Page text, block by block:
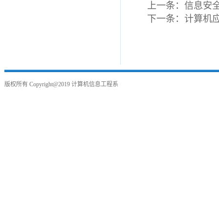
上一条： 信息安
下一条： 计算机
版权所有 Copyright@2019 计算机信息工程系